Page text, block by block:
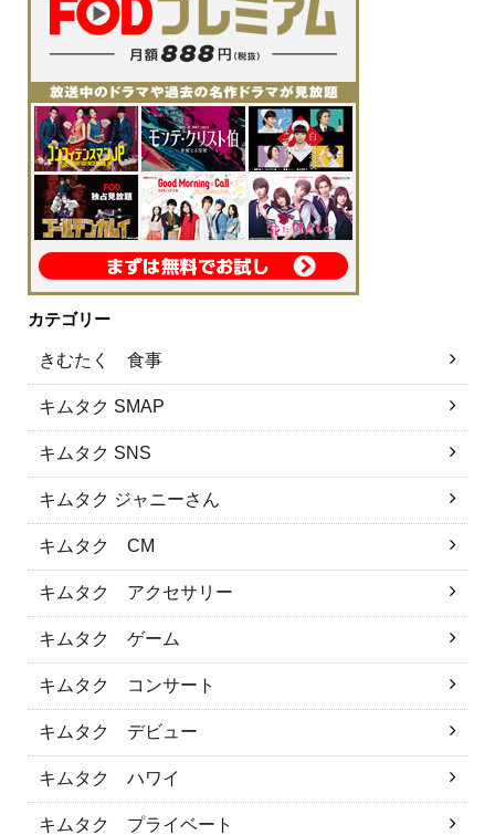
カテゴリー
きむたく 食事
キムタク SMAP
キムタク SNS
キムタク ジャニーさん
キムタク CM
キムタク アクセサリー
キムタク ゲーム
キムタク コンサート
キムタク デビュー
キムタク ハワイ
キムタク プライベート